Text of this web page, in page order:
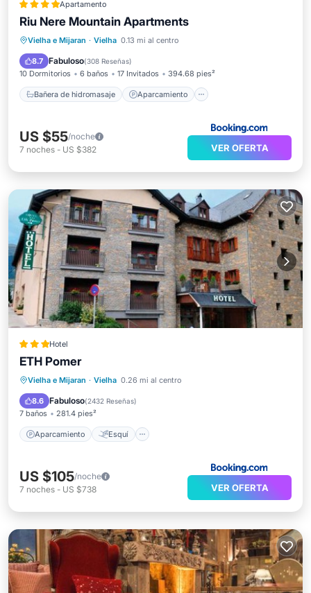
Apartamento
Riu Nere Mountain Apartments
Vielha e Mijaran · Vielha 0.13 mi al centro
8.7 Fabuloso(308 Reseñas)
10 Dormitorios 6 baños 17 Invitados 394.68 pies²
Bañera de hidromasaje Aparcamiento
Bañera de hidromasaje
Aparcamiento
Esquí
Internet
US $55/noche
7 noches - US $382 VER OFERTA
Hotel
ETH Pomer
Vielha e Mijaran · Vielha 0.26 mi al centro
8.6 Fabuloso(2432 Reseñas)
7 baños 281.4 pies²
Aparcamiento Esquí
Aparcamiento
Esquí
Balcón/Terraza
US $105/noche
7 noches - US $738 VER OFERTA